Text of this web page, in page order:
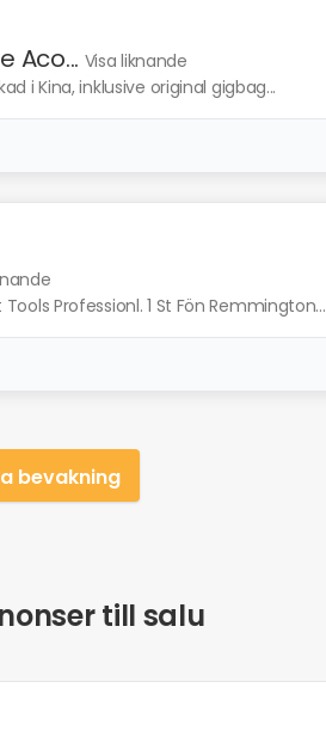
Aco... Visa liknande
i Kina, inklusive original gigbag...
Professionl. 1 St Fön Remmington...
bevakning
till salu